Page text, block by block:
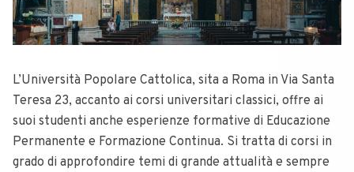
L’Università Popolare Cattolica, sita a Roma in Via Santa
Teresa 23, accanto ai corsi universitari classici, offre ai
suoi studenti anche esperienze formative di Educazione
Permanente e Formazione Continua. Si tratta di corsi in
grado di approfondire temi di grande attualità e sempre